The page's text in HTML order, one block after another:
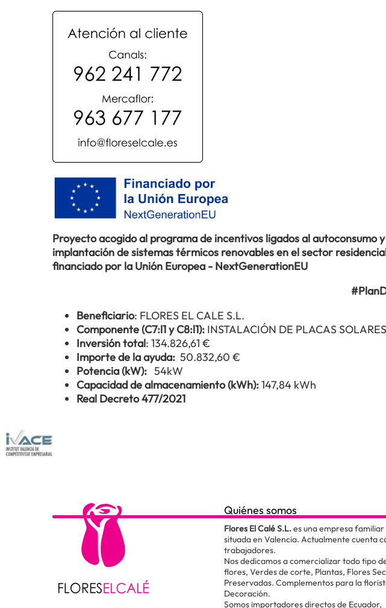
Proyecto acogido al programa de incentivos ligados al
implantación de sistemas térmicos renovables en el sector
financiado por la Unión Europea - NextGenerationEU
Beneficiario: FLORES EL CALE S.L.
Componente (C7:l1 y C8:l1): INSTALACIÓN DE PLACAS
Inversión total: 134.826,61 €
Importe de la ayuda: 50.832,60 €
Potencia (kW): 54kW
Capacidad de almacenamiento (kWh):147,84 kWh
Real Decreto 477/2021
Quiénes somos
Flores El Calé S.L.es una empresa familiar
situada en Valencia. Actualmente cuenta
trabajadores.
Nos dedicamos a comercializar todo tipo
flores, Verdes de corte, Plantas, Flores
Preservadas. Complementos para la
Decoración.
Somos importadores directos de Ecuador,